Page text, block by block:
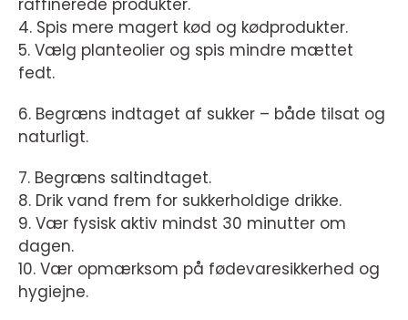
4. Spis mere magert kød og kødprodukter.
5. Vælg planteolier og spis mindre mættet
fedt.
6. Begræns indtaget af sukker – både tilsat og
naturligt.
7. Begræns saltindtaget.
8. Drik vand frem for sukkerholdige drikke.
9. Vær fysisk aktiv mindst 30 minutter om
dagen.
10. Vær opmærksom på fødevaresikkerhed og
hygiejne.